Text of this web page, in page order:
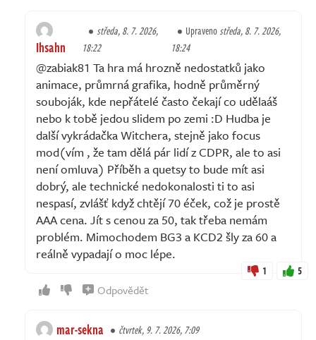
Ihsahn
středa, 8. 7. 2026,
18:22
Upravenostředa, 8. 7. 2026,
18:24
@zabiak81 Ta hra má hrozně nedostatků jako
animace, průmrná grafika, hodně průměrný
souboják, kde nepřátelé často čekají co udělaáš
nebo k tobě jedou slidem po zemi :D Hudba je
další vykrádačka Witchera, stejně jako focus
mod(vím , že tam dělá pár lidí z CDPR, ale to asi
není omluva) Příběh a quetsy to bude mít asi
dobrý, ale technické nedokonalosti ti to asi
nespasí, zvlášť když chtějí 70 éček, což je prostě
AAA cena. Jít s cenou za 50, tak třeba nemám
problém. Mimochodem BG3 a KCD2 šly za 60 a
reálně vypadají o moc lépe.
1 5
Odpovědět
mar-sekna čtvrtek, 9. 7. 2026, 7:09